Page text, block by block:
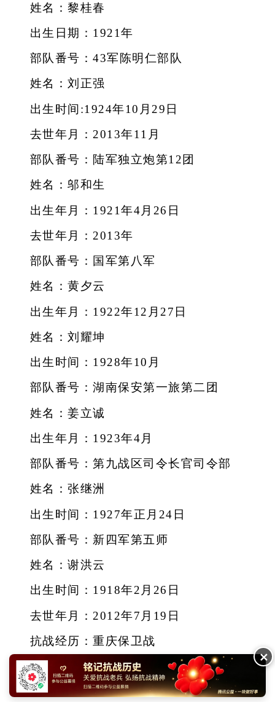
姓名：黎桂春
出生日期：1921年
部队番号：43军陈明仁部队
姓名：刘正强
出生时间:1924年10月29日
去世年月：2013年11月
部队番号：陆军独立炮第12团
姓名：邬和生
出生年月：1921年4月26日
去世年月：2013年
部队番号：国军第八军
姓名：黄夕云
出生年月：1922年12月27日
姓名：刘耀坤
出生时间：1928年10月
部队番号：湖南保安第一旅第二团
姓名：姜立诚
出生年月：1923年4月
部队番号：第九战区司令长官司令部
姓名：张继洲
出生时间：1927年正月24日
部队番号：新四军第五师
姓名：谢洪云
出生时间：1918年2月26日
去世年月：2012年7月19日
抗战经历：重庆保卫战
姓名：陈梅奎
出生年月：1920年4月初6
✕